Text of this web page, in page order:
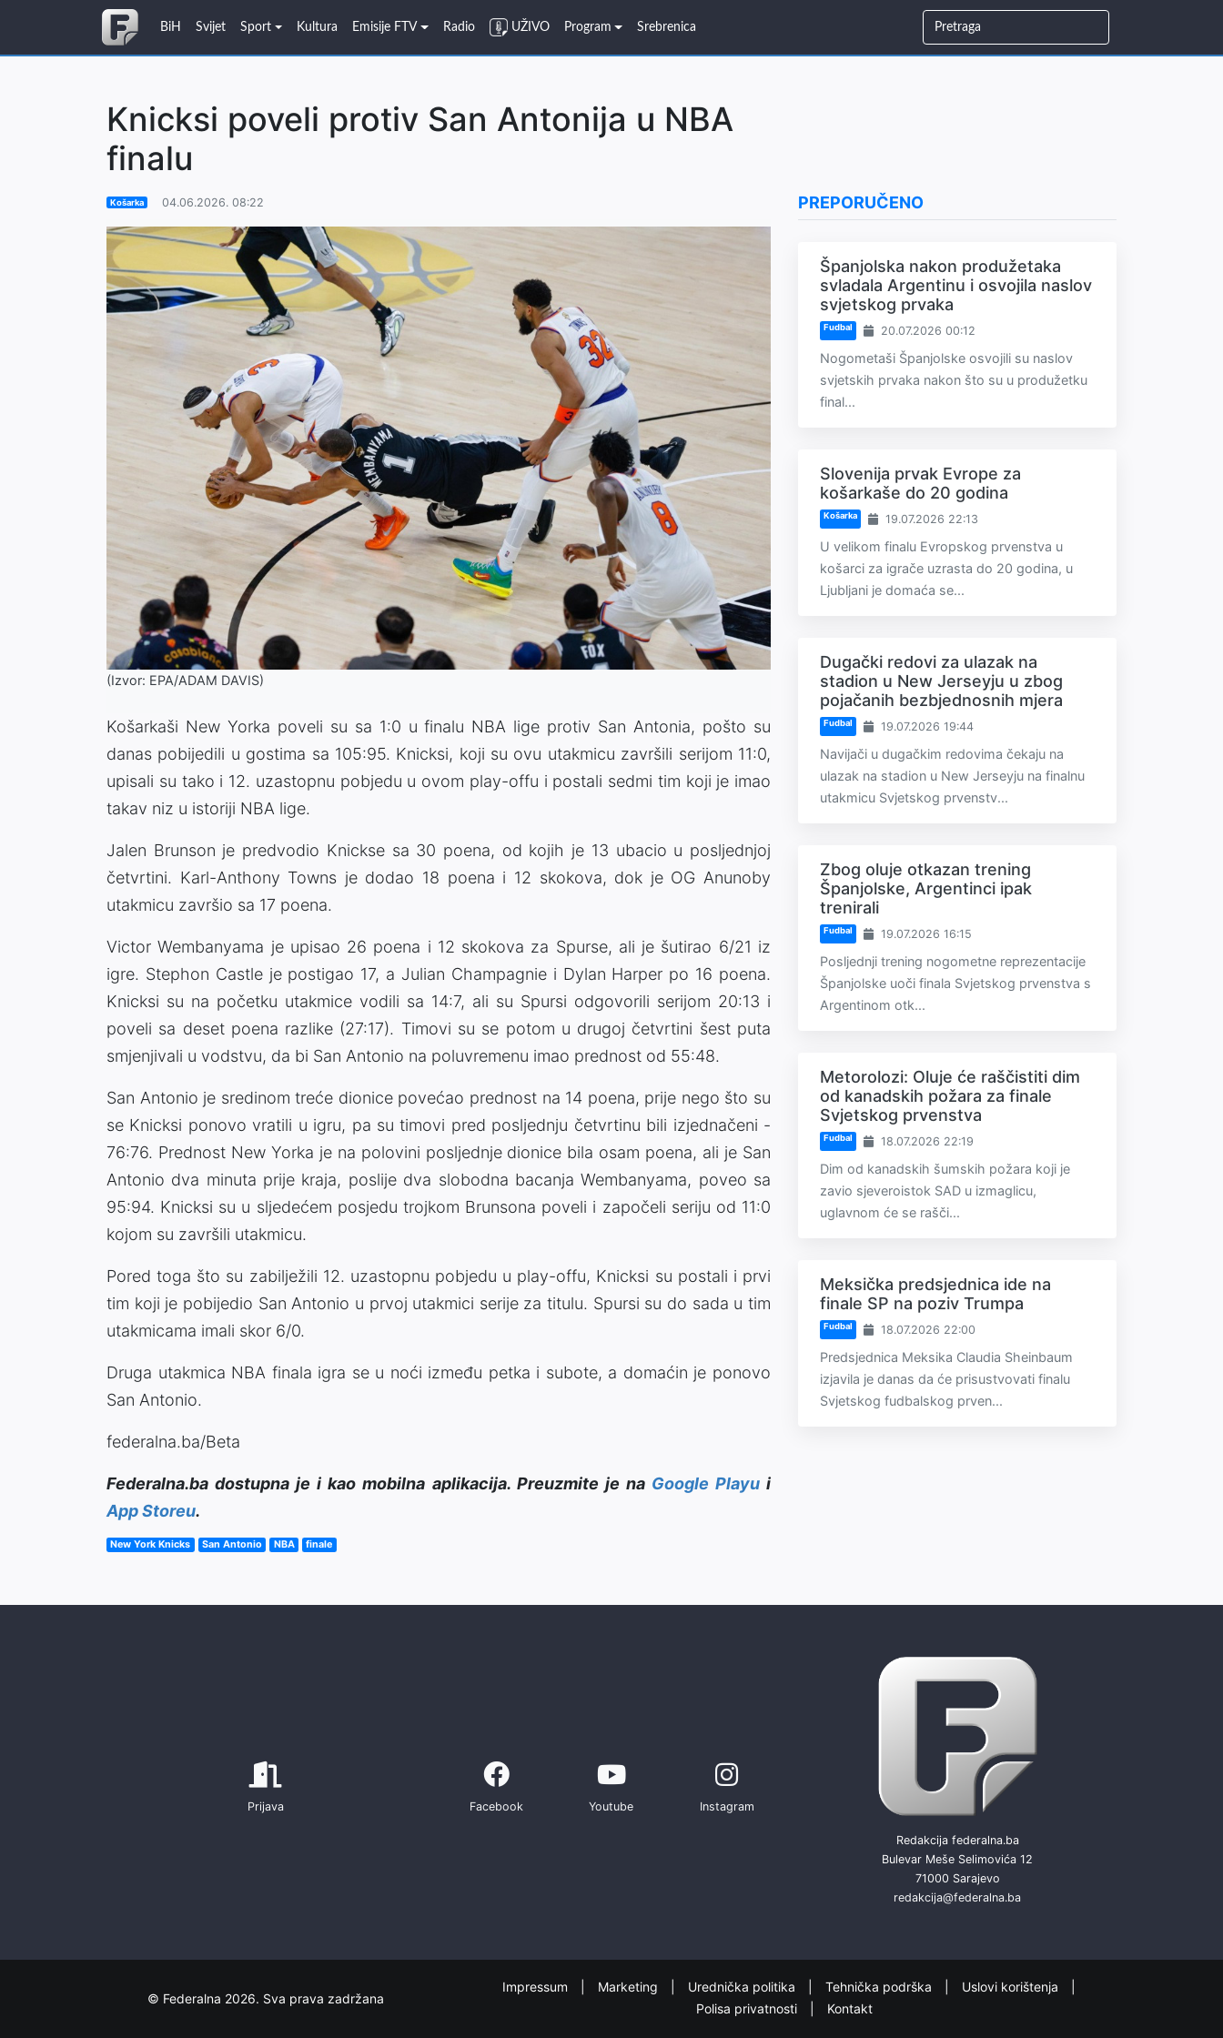
BiH Svijet Sport Kultura Emisije FTV Radio UŽIVO Program Srebrenica
Knicksi poveli protiv San Antonija u NBA
finalu
Košarka 04.06.2026. 08:22
(Izvor: EPA/ADAM DAVIS)
Košarkaši New Yorka poveli su sa 1:0 u finalu NBA lige protiv San Antonia, pošto su
danas pobijedili u gostima sa 105:95. Knicksi, koji su ovu utakmicu završili serijom 11:0,
upisali su tako i 12. uzastopnu pobjedu u ovom play-offu i postali sedmi tim koji je imao
takav niz u istoriji NBA lige.
Jalen Brunson je predvodio Knickse sa 30 poena, od kojih je 13 ubacio u posljednjoj
četvrtini. Karl-Anthony Towns je dodao 18 poena i 12 skokova, dok je OG Anunoby
utakmicu završio sa 17 poena.
Victor Wembanyama je upisao 26 poena i 12 skokova za Spurse, ali je šutirao 6/21 iz
igre. Stephon Castle je postigao 17, a Julian Champagnie i Dylan Harper po 16 poena.
Knicksi su na početku utakmice vodili sa 14:7, ali su Spursi odgovorili serijom 20:13 i
poveli sa deset poena razlike (27:17). Timovi su se potom u drugoj četvrtini šest puta
smjenjivali u vodstvu, da bi San Antonio na poluvremenu imao prednost od 55:48.
San Antonio je sredinom treće dionice povećao prednost na 14 poena, prije nego što su
se Knicksi ponovo vratili u igru, pa su timovi pred posljednju četvrtinu bili izjednačeni -
76:76. Prednost New Yorka je na polovini posljednje dionice bila osam poena, ali je San
Antonio dva minuta prije kraja, poslije dva slobodna bacanja Wembanyama, poveo sa
95:94. Knicksi su u sljedećem posjedu trojkom Brunsona poveli i započeli seriju od 11:0
kojom su završili utakmicu.
Pored toga što su zabilježili 12. uzastopnu pobjedu u play-offu, Knicksi su postali i prvi
tim koji je pobijedio San Antonio u prvoj utakmici serije za titulu. Spursi su do sada u tim
utakmicama imali skor 6/0.
Druga utakmica NBA finala igra se u noći između petka i subote, a domaćin je ponovo
San Antonio.
federalna.ba/Beta
Federalna.ba dostupna je i kao mobilna aplikacija. Preuzmite je na Google Playui
App Storeu.
New York Knicks San Antonio NBA finale
PREPORUČENO
Španjolska nakon produžetaka
svladala Argentinu i osvojila naslov
svjetskog prvaka
Fudbal 20.07.2026 00:12
Nogometaši Španjolske osvojili su naslov
svjetskih prvaka nakon što su u produžetku
final...
Slovenija prvak Evrope za
košarkaše do 20 godina
Košarka 19.07.2026 22:13
U velikom finalu Evropskog prvenstva u
košarci za igrače uzrasta do 20 godina, u
Ljubljani je domaća se...
Dugački redovi za ulazak na
stadion u New Jerseyju u zbog
pojačanih bezbjednosnih mjera
Fudbal 19.07.2026 19:44
Navijači u dugačkim redovima čekaju na
ulazak na stadion u New Jerseyju na finalnu
utakmicu Svjetskog prvenstv...
Zbog oluje otkazan trening
Španjolske, Argentinci ipak
trenirali
Fudbal 19.07.2026 16:15
Posljednji trening nogometne reprezentacije
Španjolske uoči finala Svjetskog prvenstva s
Argentinom otk...
Metorolozi: Oluje će raščistiti dim
od kanadskih požara za finale
Svjetskog prvenstva
Fudbal 18.07.2026 22:19
Dim od kanadskih šumskih požara koji je
zavio sjeveroistok SAD u izmaglicu,
uglavnom će se rašči...
Meksička predsjednica ide na
finale SP na poziv Trumpa
Fudbal 18.07.2026 22:00
Predsjednica Meksika Claudia Sheinbaum
izjavila je danas da će prisustvovati finalu
Svjetskog fudbalskog prven...
Prijava Facebook Youtube Instagram
Redakcija federalna.ba
Bulevar Meše Selimovića 12
71000 Sarajevo
redakcija@federalna.ba
© Federalna 2026. Sva prava zadržana
Impressum Marketing Urednička politika Tehnička podrška
Uslovi korištenja
Polisa privatnosti
Kontakt